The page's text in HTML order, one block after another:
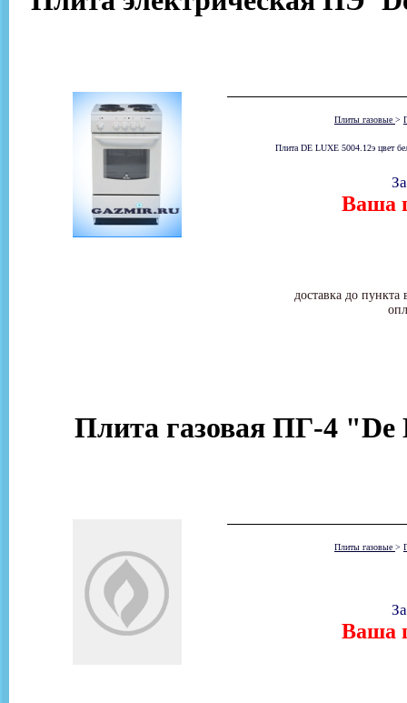
Плиты газовые >
Плита DE LUXE 5004.12э
Ваша
доставка до
Плита газовая ПГ-4
Плиты газовые >
Ваша